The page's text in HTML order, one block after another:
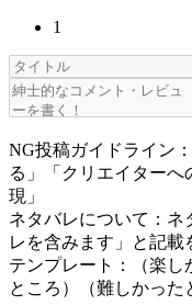
1
NG投稿ガイドライン
る」「クリエイター
現」
ネタバレについて：
レを含みます」と記載
テンプレート：（楽し
ところ）（難しかった